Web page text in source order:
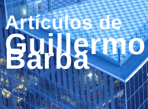
Artículos de
Guillermo
Barba